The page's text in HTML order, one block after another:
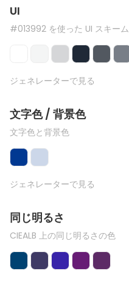
UI
#013992 を使った UI スキーム
ジェネレーターで見る
文字色 / 背景色
文字色と背景色
ジェネレーターで見る
同じ明るさ
CIEALB 上の同じ明るさの色